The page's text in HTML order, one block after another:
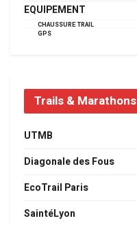
EQUIPEMENT
CHAUSSURE TRAIL
GPS
Trails & Marathons
UTMB
Diagonale des Fous
EcoTrail Paris
SaintéLyon